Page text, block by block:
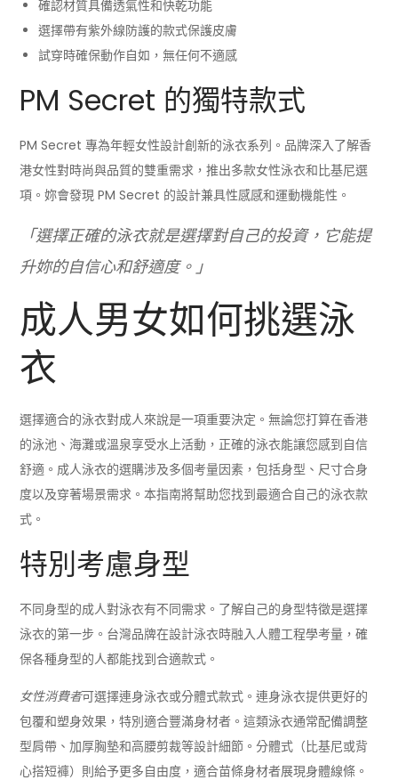
確認材質具備透氣性和快乾功能
選擇帶有紫外線防護的款式保護皮膚
試穿時確保動作自如，無任何不適感
PM Secret 的獨特款式
PM Secret 專為年輕女性設計創新的泳衣系列。品牌深入了解香
港女性對時尚與品質的雙重需求，推出多款女性泳衣和比基尼選
項。妳會發現 PM Secret 的設計兼具性感感和運動機能性。
「選擇正確的泳衣就是選擇對自己的投資，它能提
升妳的自信心和舒適度。」
成人男女如何挑選泳
衣
選擇適合的泳衣對成人來說是一項重要決定。無論您打算在香港
的泳池、海灘或溫泉享受水上活動，正確的泳衣能讓您感到自信
舒適。成人泳衣的選購涉及多個考量因素，包括身型、尺寸合身
度以及穿著場景需求。本指南將幫助您找到最適合自己的泳衣款
式。
特別考慮身型
不同身型的成人對泳衣有不同需求。了解自己的身型特徵是選擇
泳衣的第一步。台灣品牌在設計泳衣時融入人體工程學考量，確
保各種身型的人都能找到合適款式。
女性消費者可選擇連身泳衣或分體式款式。連身泳衣提供更好的
包覆和塑身效果，特別適合豐滿身材者。這類泳衣通常配備調整
型肩帶、加厚胸墊和高腰剪裁等設計細節。分體式（比基尼或背
心搭短褲）則給予更多自由度，適合苗條身材者展現身體線條。